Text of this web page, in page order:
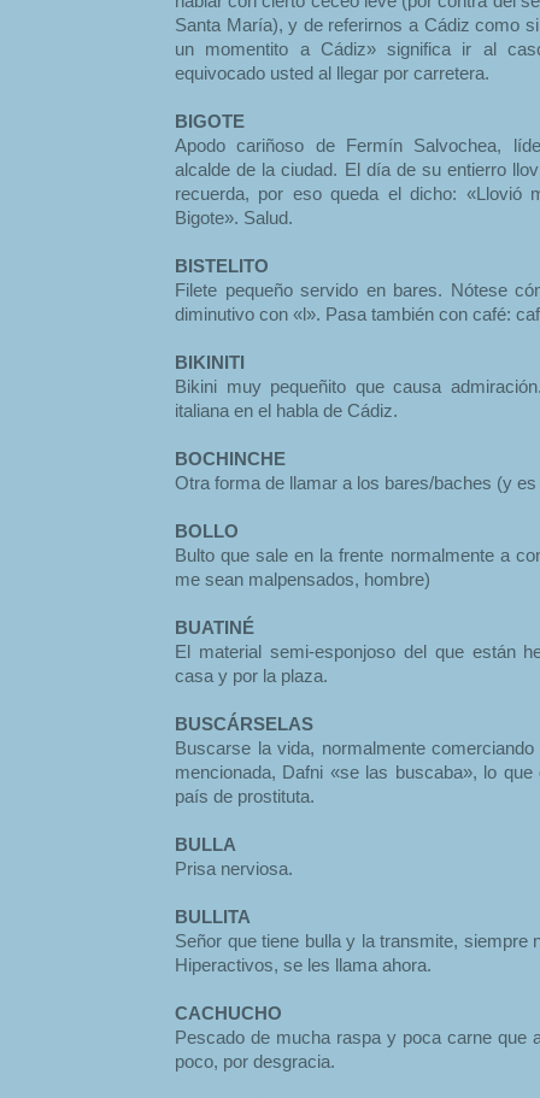
Santa María), y de referirnos a Cádiz como
un momentito a Cádiz» significa ir al
equivocado usted al llegar por carretera.
BIGOTE
Apodo cariñoso de Fermín Salvochea,
alcalde de la ciudad. El día de su entierro
recuerda, por eso queda el dicho: «Llovió
Bigote». Salud.
BISTELITO
Filete pequeño servido en bares. Nótese
diminutivo con «l». Pasa también con café:
BIKINITI
Bikini muy pequeñito que causa
italiana en el habla de Cádiz.
BOCHINCHE
Otra forma de llamar a los bares/baches (y
BOLLO
Bulto que sale en la frente normalmente a
me sean malpensados, hombre)
BUATINÉ
El material semi-esponjoso del que están
casa y por la plaza.
BUSCÁRSELAS
Buscarse la vida, normalmente
mencionada, Dafni «se las buscaba», lo
país de prostituta.
BULLA
Prisa nerviosa.
BULLITA
Señor que tiene bulla y la transmite, siempre
Hiperactivos, se les llama ahora.
CACHUCHO
Pescado de mucha raspa y poca carne que
poco, por desgracia.